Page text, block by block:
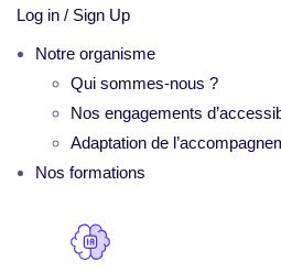
Log in / Sign Up
Notre organisme
Qui sommes-nous ?
Nos engagements
Adaptation de
Nos formations